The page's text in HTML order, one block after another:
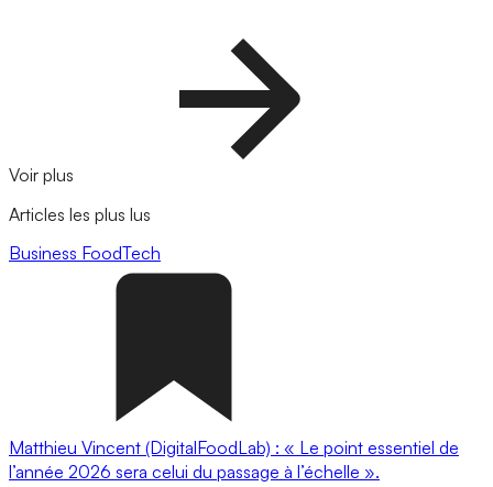
Voir plus
Articles les plus lus
Business FoodTech
Matthieu Vincent (DigitalFoodLab) : « Le point essentiel de
l’année 2026 sera celui du passage à l’échelle ».